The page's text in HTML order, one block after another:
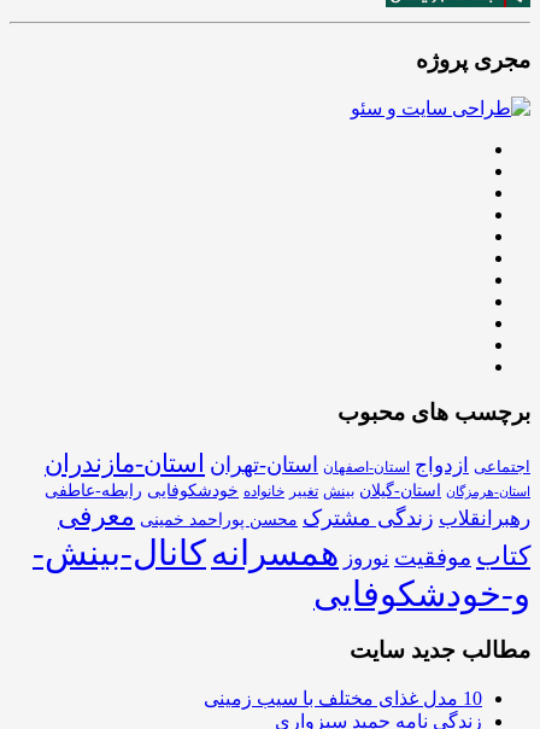
مجری پروژه
برچسب های محبوب
اجتماعی ازدواج استان-اصفهان استان-تهران استان-مازندران
استان-هرمزگان استان-گیلان بینش تغییر خانواده خودشکوفایی رابطه-عاطفی
رهبرانقلاب زندگی مشترک محسن پوراحمد خمینی معرفی
کتاب موفقیت نوروز همسرانهکانال-بینش-
و-خودشکوفایی
مطالب جدید سایت
10 مدل غذای مختلف با سیب زمینی
زندگی نامه حمید سبزواری